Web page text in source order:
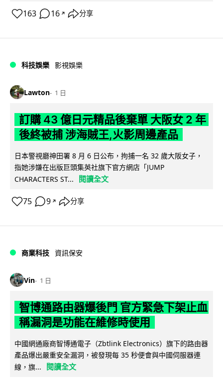
163 16 ↗ 分享
科技娛樂 影視娛樂
Lawton 1 日
訂購 43 億日元精品後棄單 大阪女 2 年
後終被捕 涉海賊王,火影周邊產品
日本警視廳神田署 8 月 6 日公布，拘捕一名 32 歲大阪女子，
指她涉嫌在出版巨頭集英社旗下官方網店「JUMP
CHARACTERS ST...
閱讀全文
75 9 ↗ 分享
商業科技 資訊保安
Vin 1 日
智博通路由器爆後門 官方緊急下架止血
稱漏洞是功能在維修時使用
中國網通廠商智博通電子（Zbtlink Electronics）旗下的路由器
產品爆出嚴重安全漏洞，被發現每 35 秒便會與中國伺服器連
線，旗...
閱讀全文